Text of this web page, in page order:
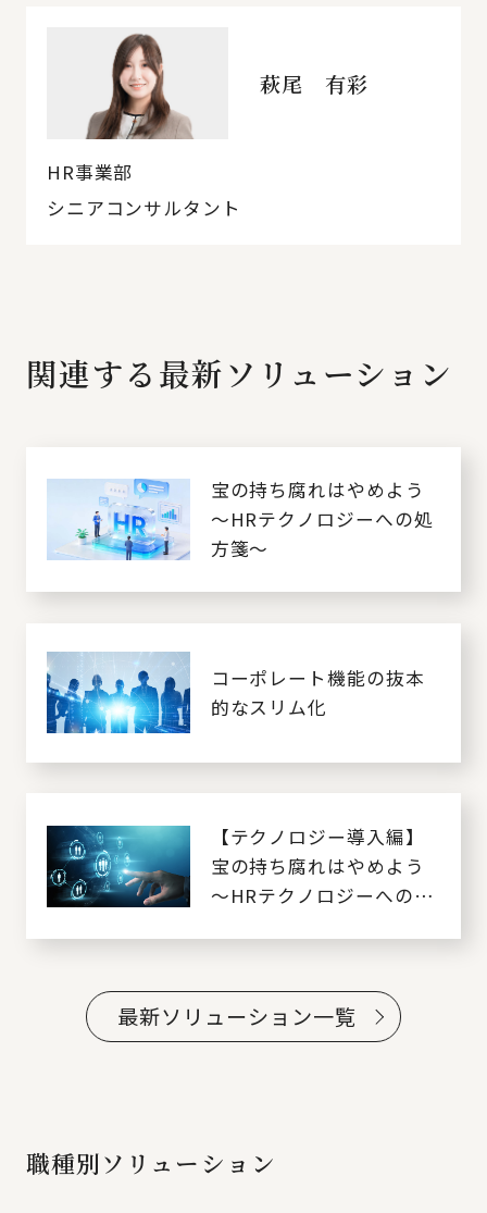
萩尾 有彩
HR事業部
シニアコンサルタント
関連する最新ソリューション
宝の持ち腐れはやめよう
～HRテクノロジーへの処
方箋～
コーポレート機能の抜本
的なスリム化
【テクノロジー導入編】
宝の持ち腐れはやめよう
～HRテクノロジーへの処
最新ソリューション一覧
職種別ソリューション